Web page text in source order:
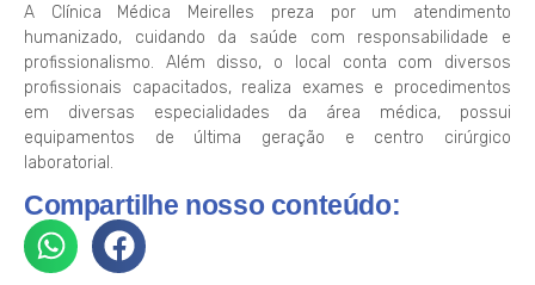
A Clínica Médica Meirelles preza por um atendimento
humanizado, cuidando da saúde com responsabilidade e
profissionalismo. Além disso, o local conta com diversos
profissionais capacitados, realiza exames e procedimentos
em diversas especialidades da área médica, possui
equipamentos de última geração e centro cirúrgico
laboratorial.
Compartilhe nosso conteúdo: